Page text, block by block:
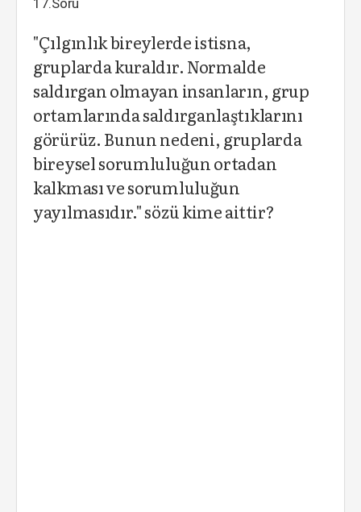
17.Soru
"Çılgınlık bireylerde istisna,
gruplarda kuraldır. Normalde
saldırgan olmayan insanların, grup
ortamlarında saldırganlaştıklarını
görürüz. Bunun nedeni, gruplarda
bireysel sorumluluğun ortadan
kalkması ve sorumluluğun
yayılmasıdır." sözü kime aittir?